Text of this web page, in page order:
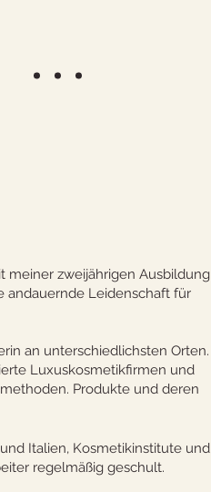
meiner zweijährigen Ausbildung
andauernde Leidenschaft für
an unterschiedlichsten Orten.
Luxuskosmetikfirmen und
Produkte und deren
Italien, Kosmetikinstitute und
regelmäßig geschult.